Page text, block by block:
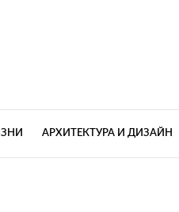
АРХИТЕКТУРА И ДИЗАЙН